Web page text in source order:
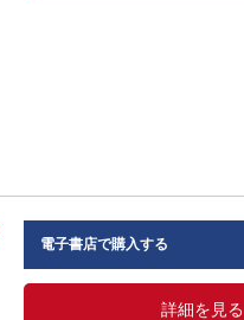
電子書店で購入する
詳細を見る